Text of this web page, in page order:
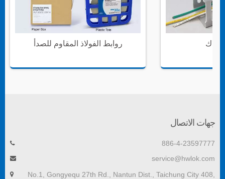
روابط الفولاذ المقاوم للصدأ
جهات الاتصال
886-4-23597777
service@hwlok.com
No.1, Gongyequ 27th Rd., Nantun Dist., Taichung City 408,